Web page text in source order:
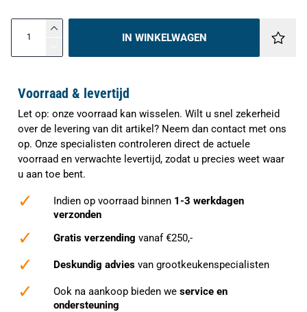
IN WINKELWAGEN
Voorraad & levertijd
Let op: onze voorraad kan wisselen. Wilt u snel zekerheid
over de levering van dit artikel? Neem dan contact met ons
op. Onze specialisten controleren direct de actuele
voorraad en verwachte levertijd, zodat u precies weet waar
u aan toe bent.
✓ Indien op voorraad binnen 1-3 werkdagen
verzonden
✓ Gratis verzending vanaf €250,-
✓ Deskundig advies van grootkeukenspecialisten
✓ Ook na aankoop bieden we service en
ondersteuning